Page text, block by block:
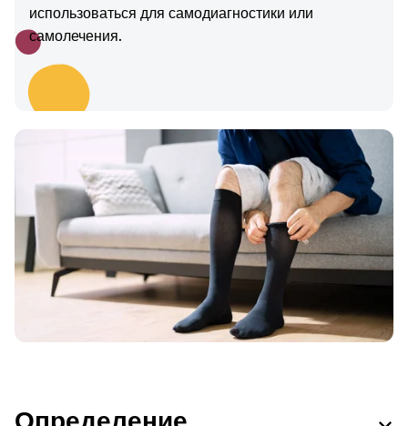
использоваться для самодиагностики или
самолечения.